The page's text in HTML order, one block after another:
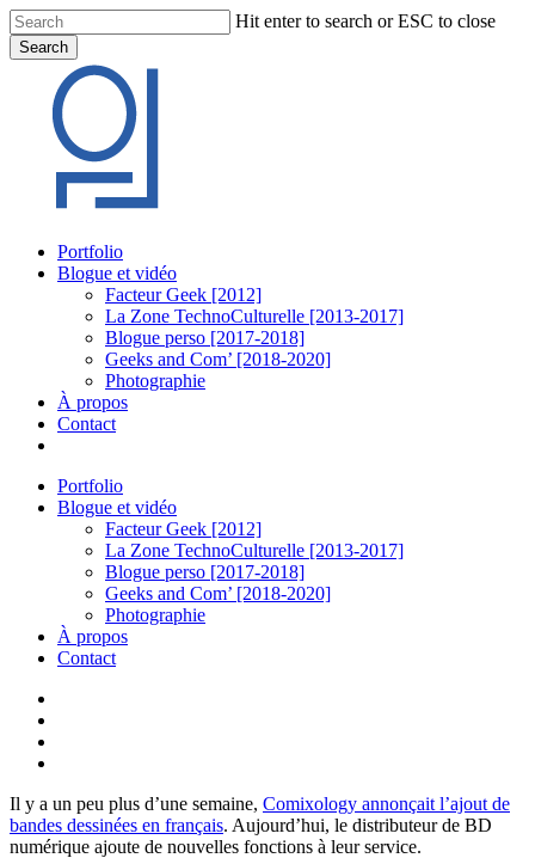
Skip
to
main
content
Hit enter to search or ESC to close
Search
Search
Menu
Portfolio
Blogue et vidéo
Facteur Geek [2012]
La Zone TechnoCulturelle [2013-2017]
Blogue perso [2017-2018]
Geeks and Com’ [2018-2020]
Photographie
À propos
Contact
Portfolio
Blogue et vidéo
Facteur Geek [2012]
La Zone TechnoCulturelle [2013-2017]
Blogue perso [2017-2018]
Geeks and Com’ [2018-2020]
Photographie
À propos
Contact
Il y a un peu plus d’une semaine, Comixology annonçait l’ajout de
bandes dessinées en français. Aujourd’hui, le distributeur de BD
numérique ajoute de nouvelles fonctions à leur service.